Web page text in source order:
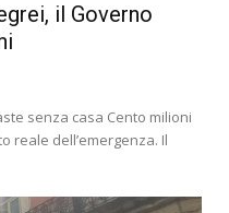
il Governo
senza casa Cento milioni
reale dell’emergenza. Il